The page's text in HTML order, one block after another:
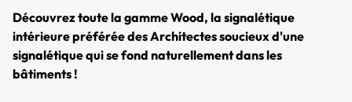
Découvrez toute la gamme Wood, la signalétique
intérieure préférée des Architectes soucieux d'une
signalétique qui se fond naturellement dans les
bâtiments !